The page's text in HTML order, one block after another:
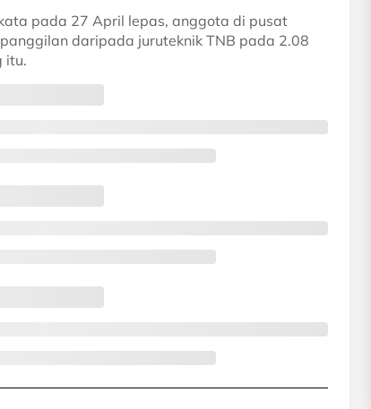
pada 27 April lepas, anggota di pusat
daripada juruteknik TNB pada 2.08
itu.